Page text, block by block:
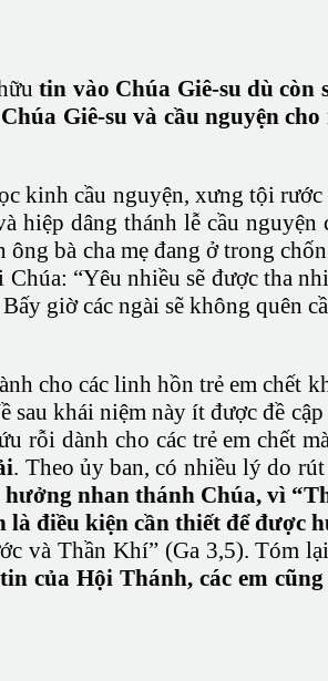
tin vào Chúa Giê-su dù còn
Giê-su và cầu nguyện cho
kinh cầu nguyện, xưng tội rước
hiệp dâng thánh lễ cầu nguyện
bà cha mẹ đang ở trong
“Yêu nhiều sẽ được tha
giờ các ngài sẽ không quên
cho các linh hồn trẻ em chết
khái niệm này ít được đề
rỗi dành cho các trẻ em chết
. Theo ủy ban, có nhiều lý do
nhan thánh Chúa, vì
điều kiện cần thiết để được
và Thần Khí” (Ga 3,5). Tóm
của Hội Thánh, các em